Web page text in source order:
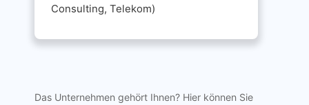
Consulting, Telekom)
Das Unternehmen gehört Ihnen? Hier können Sie